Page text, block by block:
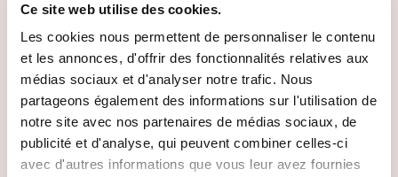
Ce site web utilise des cookies.
Les cookies nous permettent de personnaliser le contenu
et les annonces, d'offrir des fonctionnalités relatives aux
médias sociaux et d'analyser notre trafic. Nous
partageons également des informations sur l'utilisation de
notre site avec nos partenaires de médias sociaux, de
publicité et d'analyse, qui peuvent combiner celles-ci
avec d'autres informations que vous leur avez fournies
Las Vegas